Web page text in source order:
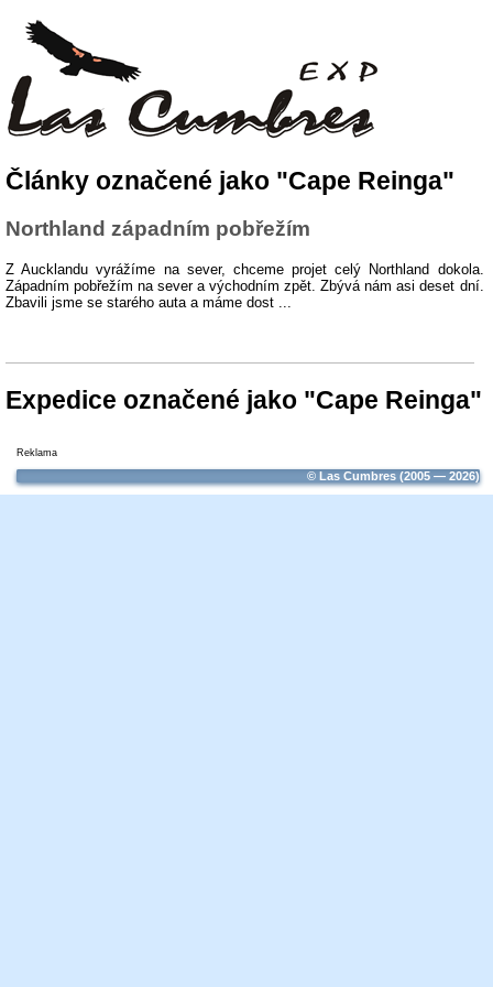
Články označené jako "Cape Reinga"
Northland západním pobřežím
Z Aucklandu vyrážíme na sever, chceme projet celý Northland dokola.
Západním pobřežím na sever a východním zpět. Zbývá nám asi deset dní.
Zbavili jsme se starého auta a máme dost ...
Expedice označené jako "Cape Reinga"
Reklama
© Las Cumbres (2005 — 2026)